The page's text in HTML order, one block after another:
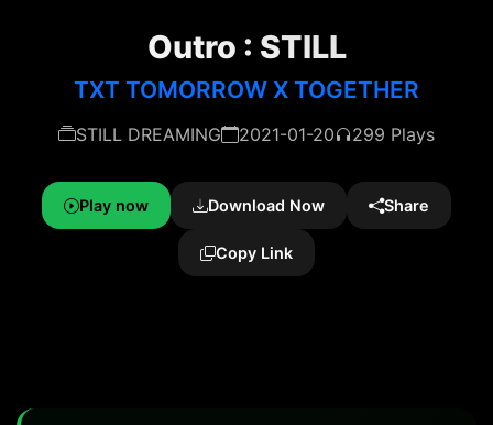
Outro : STILL
TXT TOMORROW X TOGETHER
STILL DREAMING 2021-01-20 299 Plays
Play now Download Now Share
Copy Link